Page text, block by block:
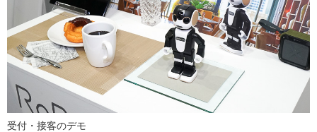
受付・接客のデモ